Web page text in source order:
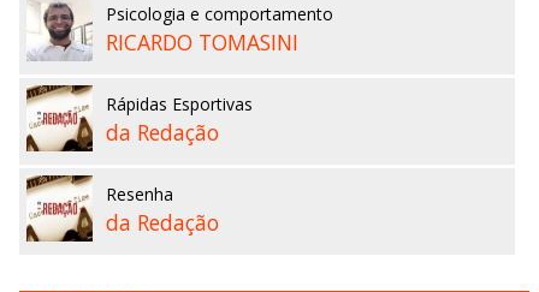
Psicologia e comportamento
RICARDO TOMASINI
Rápidas Esportivas
da Redação
Resenha
da Redação